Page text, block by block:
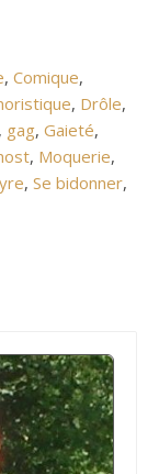
, Comique,
, Drôle,
, gag, Gaieté,
, Moquerie,
, Se bidonner,